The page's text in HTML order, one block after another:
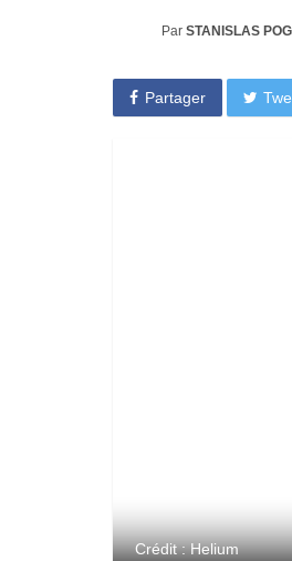
Par STANISLAS
Partager
Crédit : Helium